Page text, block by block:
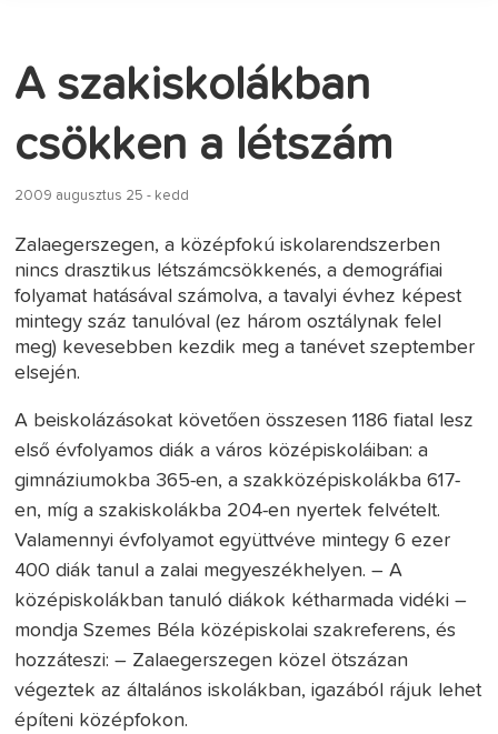
A szakiskolákban
csökken a létszám
2009 augusztus 25 - kedd
Zalaegerszegen, a középfokú iskolarendszerben
nincs drasztikus létszámcsökkenés, a demográfiai
folyamat hatásával számolva, a tavalyi évhez képest
mintegy száz tanulóval (ez három osztálynak felel
meg) kevesebben kezdik meg a tanévet szeptember
elsején.
A beiskolázásokat követően összesen 1186 fiatal lesz
első évfolyamos diák a város középiskoláiban: a
gimnáziumokba 365-en, a szakközépiskolákba 617-
en, míg a szakiskolákba 204-en nyertek felvételt.
Valamennyi évfolyamot együttvéve mintegy 6 ezer
400 diák tanul a zalai megyeszékhelyen. – A
középiskolákban tanuló diákok kétharmada vidéki –
mondja Szemes Béla középiskolai szakreferens, és
hozzáteszi: – Zalaegerszegen közel ötszázan
végeztek az általános iskolákban, igazából rájuk lehet
építeni középfokon.